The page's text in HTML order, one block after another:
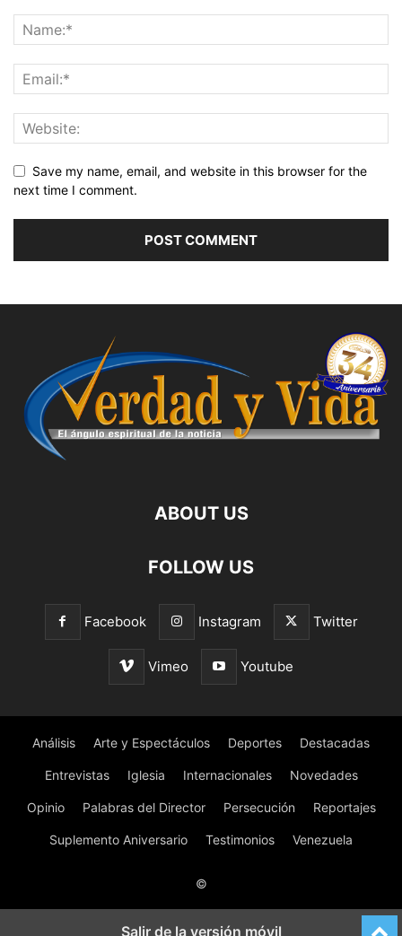
Save my name, email, and website in this browser for the
next time I comment.
ABOUT US
FOLLOW US
Facebook Instagram Twitter
Vimeo Youtube
Análisis Arte y Espectáculos Deportes Destacadas
Entrevistas Iglesia Internacionales Novedades
Opinio Palabras del Director Persecución Reportajes
Suplemento Aniversario Testimonios Venezuela
©
Salir de la versión móvil